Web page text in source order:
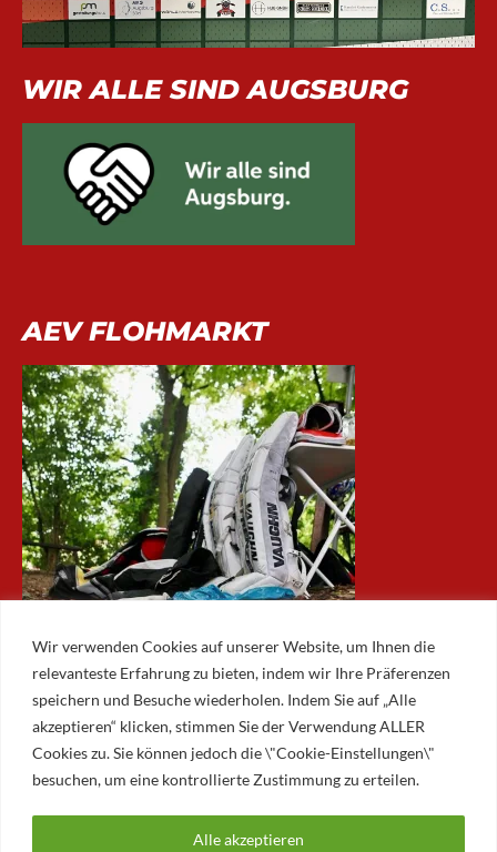
Wir verwenden Cookies auf unserer Website, um Ihnen die
relevanteste Erfahrung zu bieten, indem wir Ihre Präferenzen
speichern und Besuche wiederholen. Indem Sie auf „Alle
akzeptieren“ klicken, stimmen Sie der Verwendung ALLER
Cookies zu. Sie können jedoch die \"Cookie-Einstellungen\"
besuchen, um eine kontrollierte Zustimmung zu erteilen.
Alle akzeptieren
WIR ALLE SIND AUGSBURG
AEV FLOHMARKT
ARCHIV
Archiv